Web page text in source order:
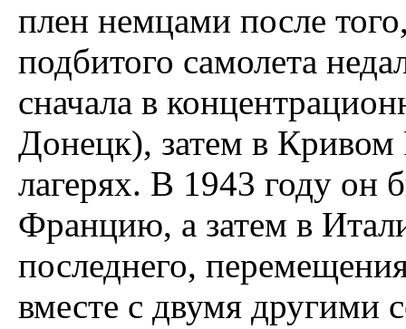
плен немцами после
подбитого самолета
сначала в
Донецк), затем в Кривом
лагерях. В 1943 году он
Францию, а затем в
последнего,
вместе с двумя другими